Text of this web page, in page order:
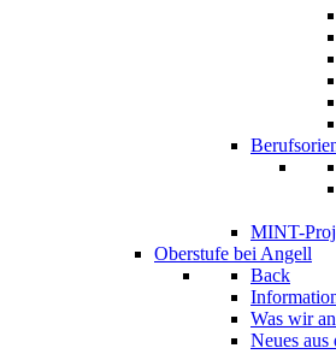
MINT-
Oberstufe bei Angell
Back
Was wir
Neues aus